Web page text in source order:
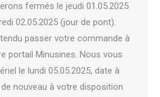
fermés le jeudi 01.05.2025
02.05.2025 (jour de pont).
passer votre commande à
portail Minusines. Nous vous
le lundi 05.05.2025, date à
nouveau à votre disposition